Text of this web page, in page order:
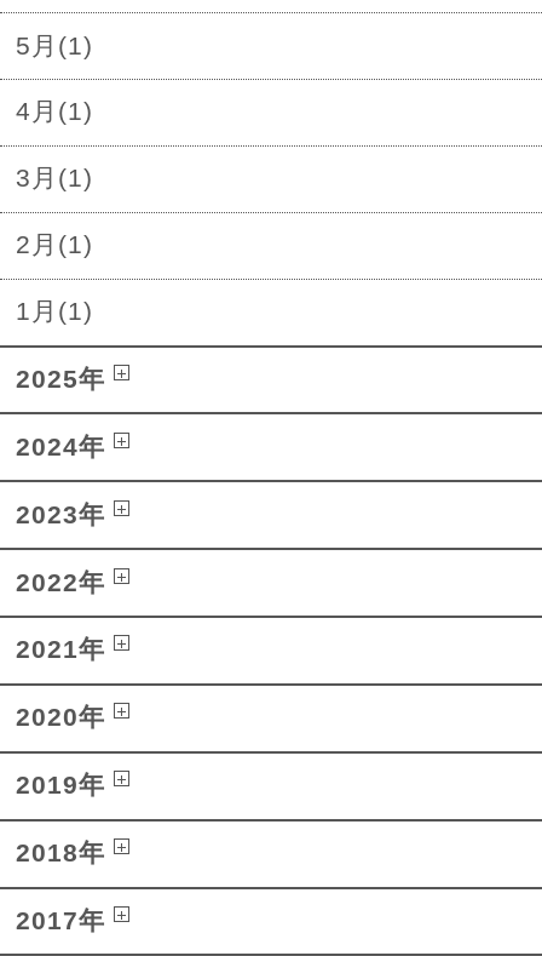
5月(1)
4月(1)
3月(1)
2月(1)
1月(1)
2025年
2024年
2023年
2022年
2021年
2020年
2019年
2018年
2017年